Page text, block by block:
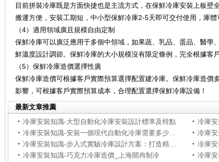
目前拼裝冷庫既是方面快捷也是主流方式，在保鮮冷庫安裝上板壁
搬運方便，安裝工期短，中小型保鮮冷庫2-5天即可交付使用，庫
（4）適用領域廣且規模自由定制
保鮮冷庫可以廣泛應用于多個中領域，如果蔬、乳品、蛋品、醫學
鮮溫度設計調節。保鮮冷庫的大小規模沒有限定條例，完全根據客
（5）保鮮冷庫造價選擇性廣
保鮮冷庫造價可根據客戶實際預算選擇配置建冷庫。保鮮冷庫造價
影響，可根據客戶實際預算成本，合理配置選擇保鮮冷庫設備！
最新文章推薦
冷庫安裝知識-大型自動化冷庫安裝設計標準及特點
冷庫
冷庫安裝知識-巧克力冷庫造價_上海開冉制冷